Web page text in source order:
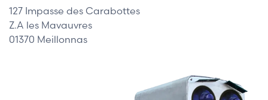
127 Impasse des Carabottes
Z.A les Mavauvres
01370 Meillonnas